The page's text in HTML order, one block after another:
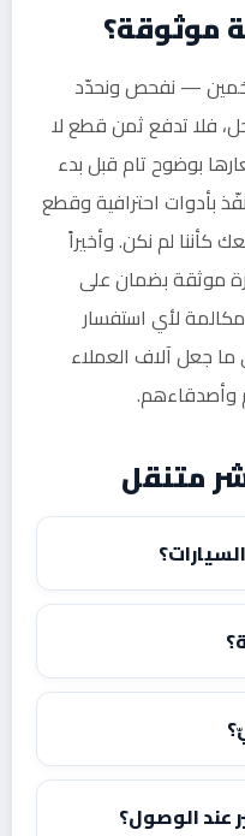
موثوقة؟
— نفحص ونحدّد
فلا تدفع ثمن قطع لا
بوضوح تام قبل بدء
بأدوات احترافية وقطع
لم نكن. وأخيراً
موثقة بضمان على
لأي استفسار
جعل آلاف العملاء
وأصدقاءهم.
متنقل
عند الوصول؟